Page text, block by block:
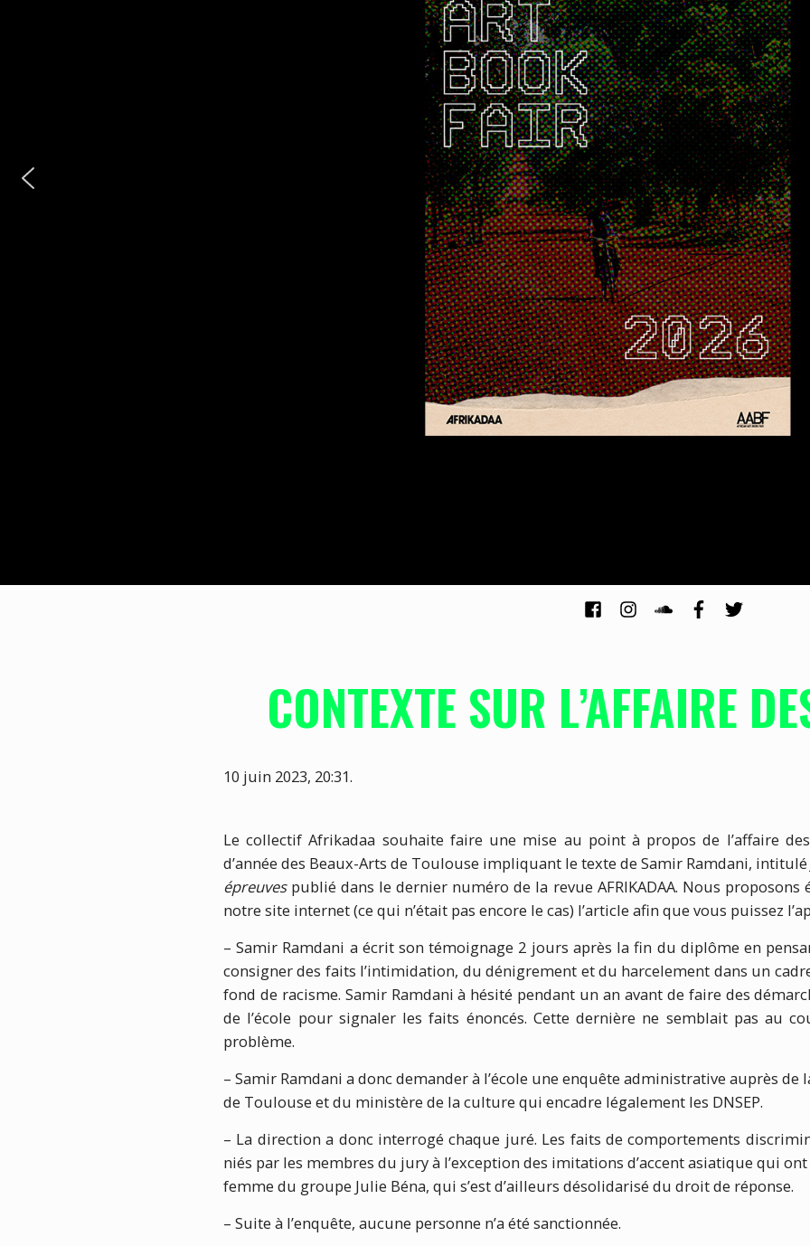
CONTEXTE SUR L’AFFAIRE
10 juin 2023, 20:31.
Le collectif Afrikadaa souhaite faire une mise au point à propos de l’affaire
d’année des Beaux-Arts de Toulouse impliquant le texte de Samir Ramdani, intitulé
épreuvespublié dans le dernier numéro de la revue AFRIKADAA. Nous
notre site internet (ce qui n’était pas encore le cas) l’article afin que vous puissez
– Samir Ramdani a écrit son témoignage 2 jours après la fin du diplôme en
consigner des faits l’intimidation, du dénigrement et du harcelement dans un
fond de racisme. Samir Ramdani à hésité pendant un an avant de faire des
de l’école pour signaler les faits énoncés. Cette dernière ne semblait pas au
problème.
– Samir Ramdani a donc demander à l’école une enquête administrative auprès de
de Toulouse et du ministère de la culture qui encadre légalement les DNSEP.
– La direction a donc interrogé chaque juré. Les faits de comportements
niés par les membres du jury à l’exception des imitations d’accent asiatique qui
femme du groupe Julie Béna, qui s’est d’ailleurs désolidarisé du droit de réponse.
– Suite à l’enquête, aucune personne n’a été sanctionnée.